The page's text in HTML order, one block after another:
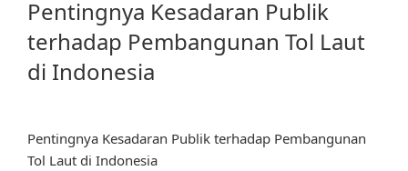
Pentingnya Kesadaran Publik
terhadap Pembangunan Tol Laut
di Indonesia
Pentingnya Kesadaran Publik terhadap Pembangunan
Tol Laut di Indonesia